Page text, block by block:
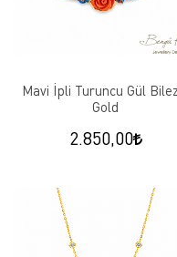
Mavi İpli Turuncu Gül
Gold
2.850,00